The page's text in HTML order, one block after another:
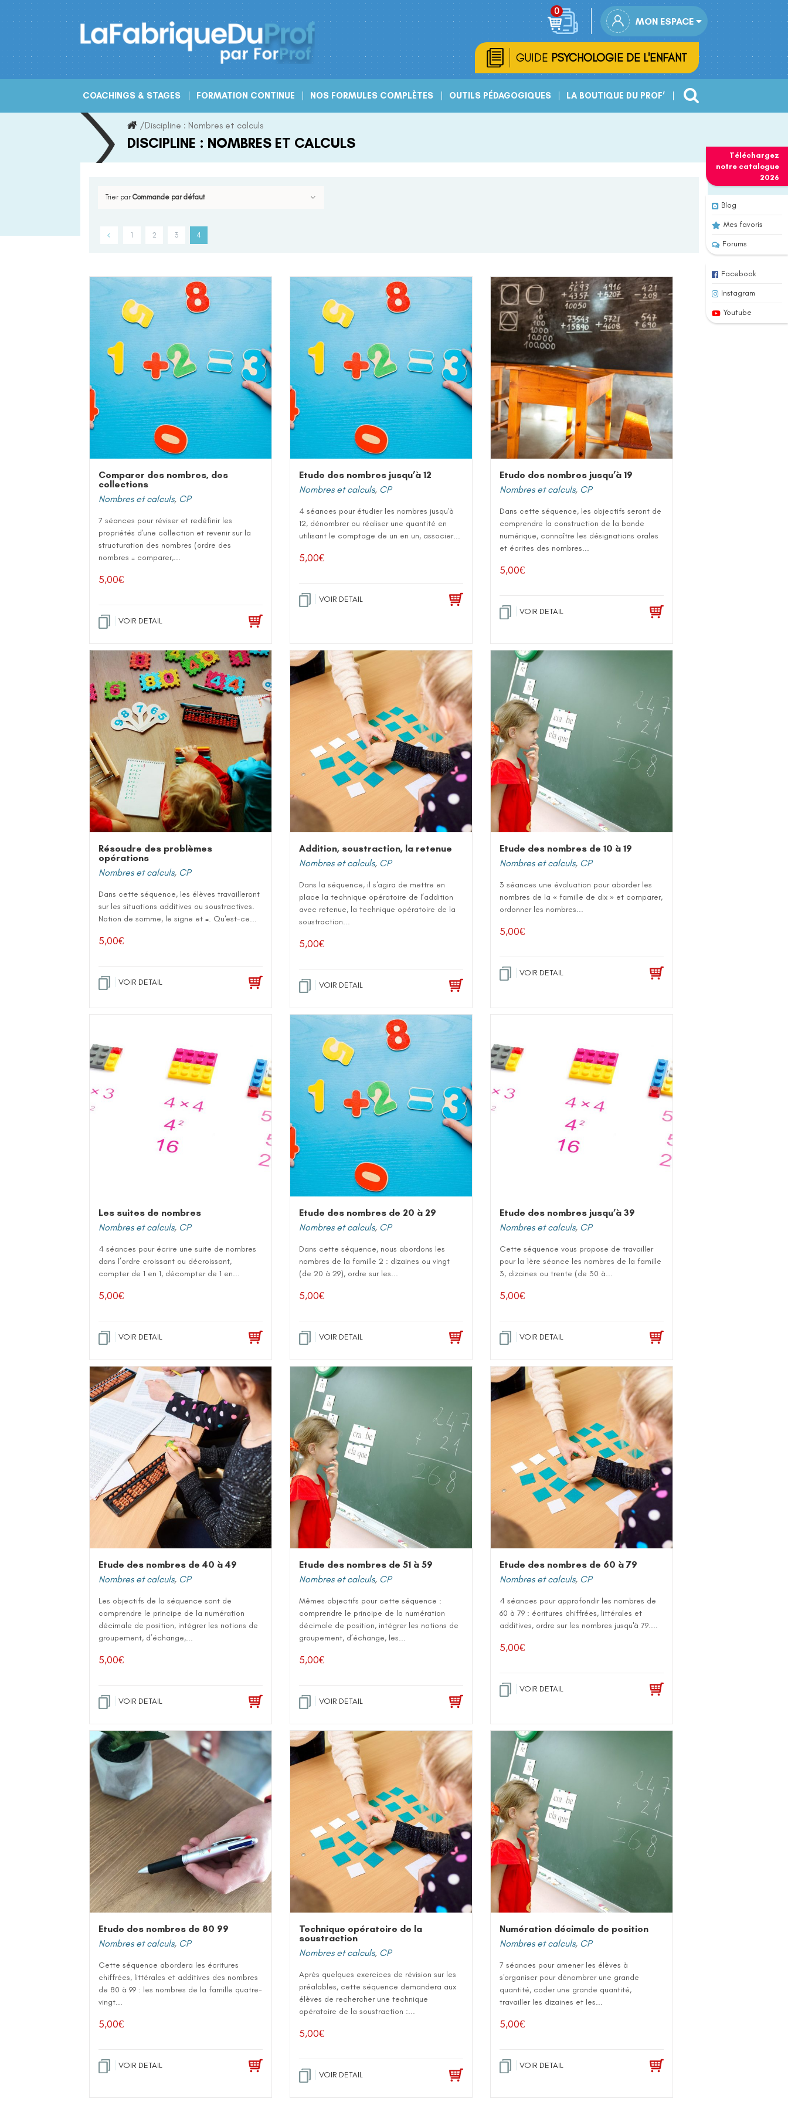
Téléchargez
notre catalogue
2026
Blog
Mes favoris
Forums
Facebook
Instagram
Youtube
Skip
to
MON ESPACE
GUIDE PSYCHOLOGIE DE L'ENFANT
COACHINGS & STAGES FORMATION CONTINUE NOS FORMULES COMPLÈTES OUTILS PÉDAGOGIQUES LA BOUTIQUE DU PROF’
/Discipline : Nombres et calculs
DISCIPLINE : NOMBRES ET CALCULS
Trier par Commande par défaut
1 2 3 4
Comparer des nombres, des
collections
Nombres et calculs, CP
7 séances pour réviser et redéfinir les
propriétés d'une collection et revenir sur la
structuration des nombres (ordre des
nombres = comparer,...
5,00€
VOIR DETAIL
Etude des nombres jusqu’à 12
Nombres et calculs, CP
4 séances pour étudier les nombres jusqu'à
12, dénombrer ou réaliser une quantité en
utilisant le comptage de un en un, associer...
5,00€
VOIR DETAIL
Etude des nombres jusqu’à 19
Nombres et calculs, CP
Dans cette séquence, les objectifs seront de
comprendre la construction de la bande
numérique, connaître les désignations orales
et écrites des nombres...
5,00€
VOIR DETAIL
Résoudre des problèmes
opérations
Nombres et calculs, CP
Dans cette séquence, les élèves travailleront
sur les situations additives ou soustractives.
Notion de somme, le signe et =. Qu'est-ce...
5,00€
VOIR DETAIL
Addition, soustraction, la retenue
Nombres et calculs, CP
Dans la séquence, il s'agira de mettre en
place la technique opératoire de l’addition
avec retenue, la technique opératoire de la
soustraction...
5,00€
VOIR DETAIL
Etude des nombres de 10 à 19
Nombres et calculs, CP
3 séances une évaluation pour aborder les
nombres de la « famille de dix » et comparer,
ordonner les nombres...
5,00€
VOIR DETAIL
Les suites de nombres
Nombres et calculs, CP
4 séances pour écrire une suite de nombres
dans l’ordre croissant ou décroissant,
compter de 1 en 1, décompter de 1 en...
5,00€
VOIR DETAIL
Etude des nombres de 20 à 29
Nombres et calculs, CP
Dans cette séquence, nous abordons les
nombres de la famille 2 : dizaines ou vingt
(de 20 à 29), ordre sur les...
5,00€
VOIR DETAIL
Etude des nombres jusqu’à 39
Nombres et calculs, CP
Cette séquence vous propose de travailler
pour la 1ère séance les nombres de la famille
3, dizaines ou trente (de 30 à...
5,00€
VOIR DETAIL
Etude des nombres de 40 à 49
Nombres et calculs, CP
Les objectifs de la séquence sont de
comprendre le principe de la numération
décimale de position, intégrer les notions de
groupement, d’échange,...
5,00€
VOIR DETAIL
Etude des nombres de 51 à 59
Nombres et calculs, CP
Mêmes objectifs pour cette séquence :
comprendre le principe de la numération
décimale de position, intégrer les notions de
groupement, d’échange, les...
5,00€
VOIR DETAIL
Etude des nombres de 60 à 79
Nombres et calculs, CP
4 séances pour approfondir les nombres de
60 à 79 : écritures chiffrées, littérales et
additives, ordre sur les nombres jusqu'à 79....
5,00€
VOIR DETAIL
Etude des nombres de 80 99
Nombres et calculs, CP
Cette séquence abordera les écritures
chiffrées, littérales et additives des nombres
de 80 à 99 : les nombres de la famille quatre-
vingt...
5,00€
VOIR DETAIL
Technique opératoire de la
soustraction
Nombres et calculs, CP
Après quelques exercices de révision sur les
préalables, cette séquence demandera aux
élèves de rechercher une technique
opératoire de la soustraction :...
5,00€
VOIR DETAIL
Numération décimale de position
Nombres et calculs, CP
7 séances pour amener les élèves à
s'organiser pour dénombrer une grande
quantité, coder une grande quantité,
travailler les dizaines et les...
5,00€
VOIR DETAIL